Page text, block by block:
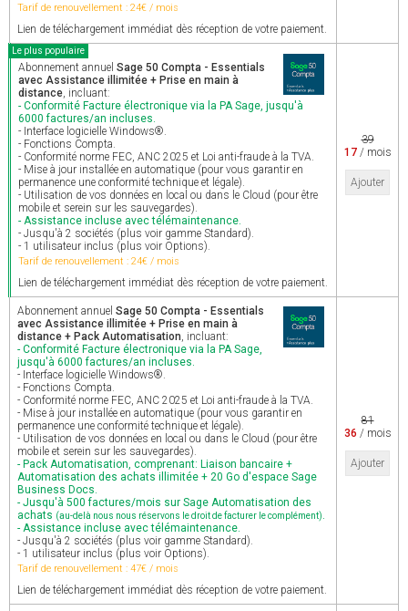
Tarif de renouvellement : 24€ / mois
Lien de téléchargement immédiat dès réception de votre paiement.
Le plus populaire
Abonnement annuel Sage 50 Compta - Essentials
avec Assistance illimitée + Prise en main à
distance, incluant:
- Conformité Facture électronique via la PA Sage, jusqu'à
6000 factures/an incluses.
- Interface logicielle Windows®.
- Fonctions Compta.
- Conformité norme FEC, ANC 2025 et Loi anti-fraude à la TVA.
- Mise à jour installée en automatique (pour vous garantir en
permanence une conformité technique et légale).
- Utilisation de vos données en local ou dans le Cloud (pour être
mobile et serein sur les sauvegardes).
- Assistance incluse avec télémaintenance.
- Jusqu'à 2 sociétés (plus voir gamme Standard).
- 1 utilisateur inclus (plus voir Options).
Tarif de renouvellement : 24€ / mois
Lien de téléchargement immédiat dès réception de votre paiement.
39
17/ mois
Ajouter
Abonnement annuel Sage 50 Compta - Essentials
avec Assistance illimitée + Prise en main à
distance + Pack Automatisation, incluant:
- Conformité Facture électronique via la PA Sage,
jusqu'à 6000 factures/an incluses.
- Interface logicielle Windows®.
- Fonctions Compta.
- Conformité norme FEC, ANC 2025 et Loi anti-fraude à la TVA.
- Mise à jour installée en automatique (pour vous garantir en
permanence une conformité technique et légale).
- Utilisation de vos données en local ou dans le Cloud (pour être
mobile et serein sur les sauvegardes).
- Pack Automatisation, comprenant: Liaison bancaire +
Automatisation des achats illimitée + 20 Go d'espace Sage
Business Docs.
- Jusqu'à 500 factures/mois sur Sage Automatisation des
achats (au-delà nous nous réservons le droit de facturer le complément).
- Assistance incluse avec télémaintenance.
- Jusqu'à 2 sociétés (plus voir gamme Standard).
- 1 utilisateur inclus (plus voir Options).
Tarif de renouvellement : 47€ / mois
Lien de téléchargement immédiat dès réception de votre paiement.
81
36 / mois
Ajouter